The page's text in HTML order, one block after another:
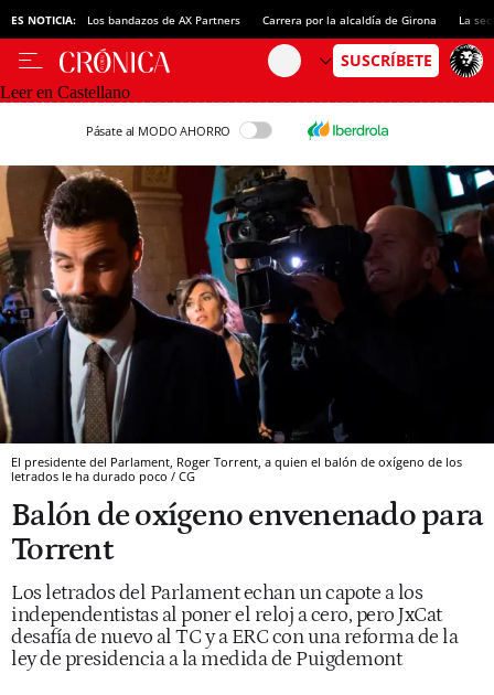
ES NOTICIA: Los bandazos de AX Partners Carrera por la alcaldía de Girona La
Leer en Castellano
Pásate al MODO AHORRO
El presidente del Parlament, Roger Torrent, a quien el balón de oxígeno de los
letrados le ha durado poco / CG
Balón de oxígeno envenenado para
Torrent
Los letrados del Parlament echan un capote a los
independentistas al poner el reloj a cero, pero JxCat
desafía de nuevo al TC y a ERC con una reforma de la
ley de presidencia a la medida de Puigdemont